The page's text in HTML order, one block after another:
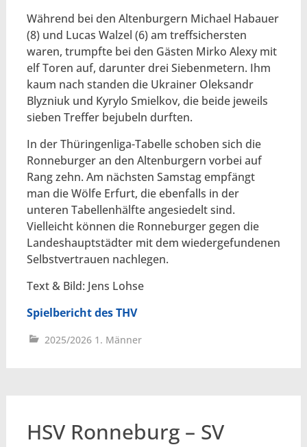
Während bei den Altenburgern Michael Habauer
(8) und Lucas Walzel (6) am treffsichersten
waren, trumpfte bei den Gästen Mirko Alexy mit
elf Toren auf, darunter drei Siebenmetern. Ihm
kaum nach standen die Ukrainer Oleksandr
Blyzniuk und Kyrylo Smielkov, die beide jeweils
sieben Treffer bejubeln durften.
In der Thüringenliga-Tabelle schoben sich die
Ronneburger an den Altenburgern vorbei auf
Rang zehn. Am nächsten Samstag empfängt
man die Wölfe Erfurt, die ebenfalls in der
unteren Tabellenhälfte angesiedelt sind.
Vielleicht können die Ronneburger gegen die
Landeshauptstädter mit dem wiedergefundenen
Selbstvertrauen nachlegen.
Text & Bild: Jens Lohse
Spielbericht des THV
2025/2026 1. Männer
HSV Ronneburg – SV